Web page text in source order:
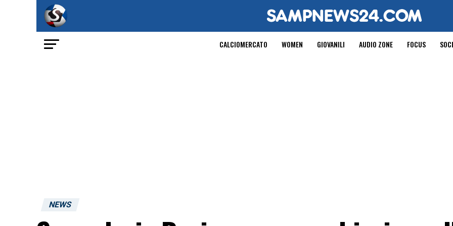
CALCIOMERCATO WOMEN GIOVANILI AUDIO ZONE FOCUS
NEWS